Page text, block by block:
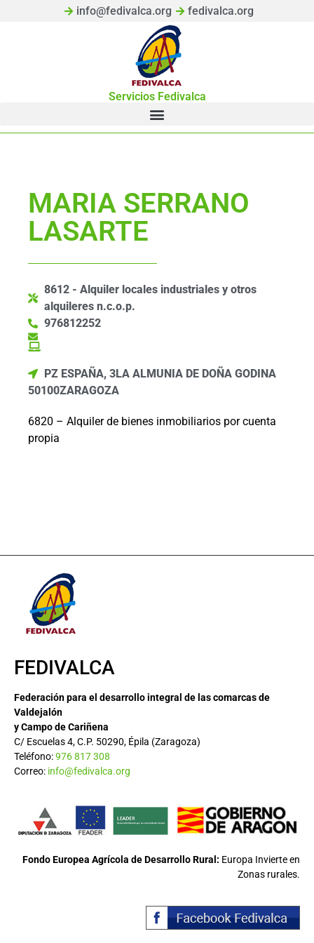
info@fedivalca.org fedivalca.org
Servicios Fedivalca
MARIA SERRANO
LASARTE
8612 - Alquiler locales industriales y otros
alquileres n.c.o.p.
976812252
PZ ESPAÑA, 3LA ALMUNIA DE DOÑA GODINA
50100ZARAGOZA
6820 – Alquiler de bienes inmobiliarios por cuenta
propia
FEDIVALCA
Federación para el desarrollo integral de las comarcas de
Valdejalón
y Campo de Cariñena
C/ Escuelas 4, C.P. 50290, Épila (Zaragoza)
Teléfono:976 817 308
Correo: info@fedivalca.org
Fondo Europea Agrícola de Desarrollo Rural: Europa Invierte en
Zonas rurales.